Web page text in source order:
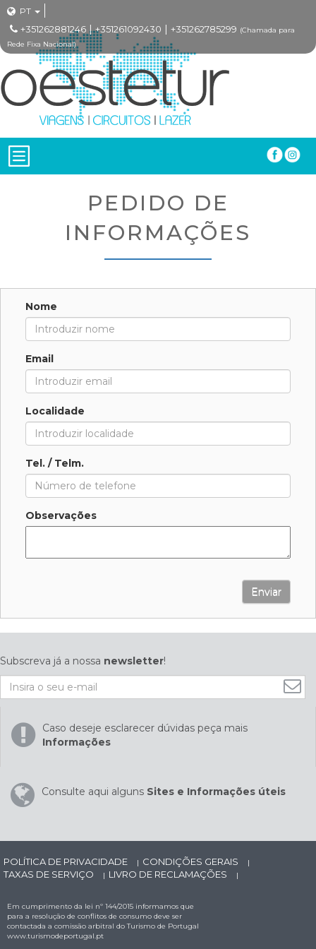
PT
+351262881246 |+351261092430 | +351262785299 (Chamada para
Rede Fixa Nacional)
PEDIDO DE
INFORMAÇÕES
Nome
Email
Localidade
Tel. / Telm.
Observações
Subscreva já a nossa newsletter!
Caso deseje esclarecer dúvidas peça mais
Informações
Consulte aqui alguns Sites e Informações úteis
POLÍTICA DE PRIVACIDADE | CONDIÇÕES GERAIS |
TAXAS DE SERVIÇO | LIVRO DE RECLAMAÇÕES |
Em cumprimento da lei nº 144/2015 informamos que
para a resolução de conflitos de consumo deve ser
contactada a comissão arbitral do Turismo de Portugal
www.turismodeportugal.pt